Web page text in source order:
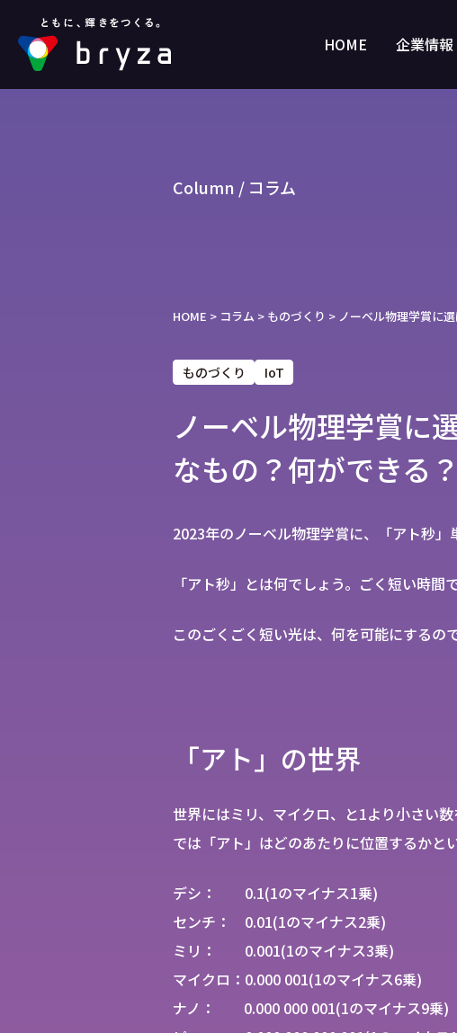
HOME 企業情報
Column / コラム
HOME > コラム > ものづくり > ノーベル物理学賞に
ものづくり IoT
ノーベル物理学賞に
なもの？何ができる？
2023年のノーベル物理学賞に、「アト秒」
「アト秒」とは何でしょう。ごく短い時
このごくごく短い光は、何を可能にするの
「アト」の世界
世界にはミリ、マイクロ、と1より小さい
では「アト」はどのあたりに位置するかとい
デシ： 0.1(1のマイナス1乗)
センチ： 0.01(1のマイナス2乗)
ミリ： 0.001(1のマイナス3乗)
マイクロ：0.000 001(1のマイナス6乗)
ナノ： 0.000 000 001(1のマイナス9乗)